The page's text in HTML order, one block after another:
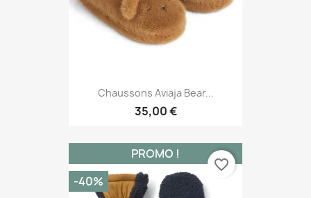
Chaussons Aviaja Bear...
35,00 €
PROMO !
-40%
favorite_border